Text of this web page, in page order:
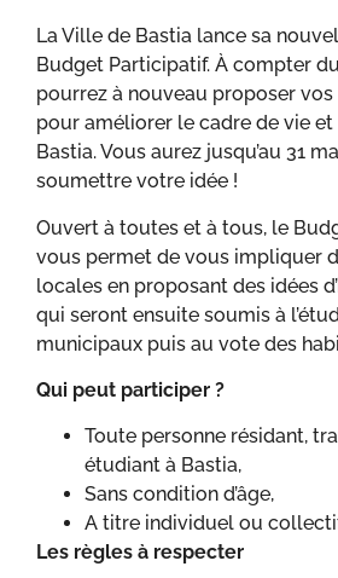
La Ville de Bastia lance sa
Budget Participatif. À compter
pourrez à nouveau proposer
pour améliorer le cadre de vie
Bastia. Vous aurez jusqu’au 31
soumettre votre idée !
Ouvert à toutes et à tous, le
vous permet de vous impliquer
locales en proposant des idées
qui seront ensuite soumis à
municipaux puis au vote des
Qui peut participer ?
Toute personne résidant,
étudiant à Bastia,
Sans condition d’âge,
A titre individuel ou
Les règles à respecter